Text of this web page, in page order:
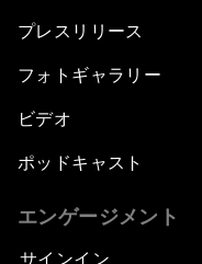
プレスリリース
フォトギャラリー
ビデオ
ポッドキャスト
エンゲージメント
サインイン